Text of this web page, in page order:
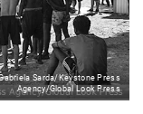
Sarda/Keystone Press
Agency/Global Look Press